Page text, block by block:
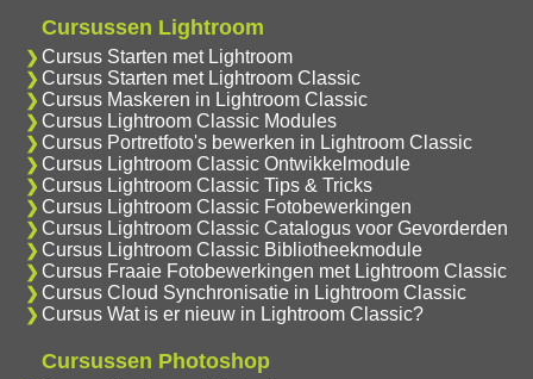
Cursussen Lightroom
Cursus Starten met Lightroom
Cursus Starten met Lightroom Classic
Cursus Maskeren in Lightroom Classic
Cursus Lightroom Classic Modules
Cursus Portretfoto's bewerken in Lightroom Classic
Cursus Lightroom Classic Ontwikkelmodule
Cursus Lightroom Classic Tips & Tricks
Cursus Lightroom Classic Fotobewerkingen
Cursus Lightroom Classic Catalogus voor Gevorderden
Cursus Lightroom Classic Bibliotheekmodule
Cursus Fraaie Fotobewerkingen met Lightroom Classic
Cursus Cloud Synchronisatie in Lightroom Classic
Cursus Wat is er nieuw in Lightroom Classic?
Cursussen Photoshop